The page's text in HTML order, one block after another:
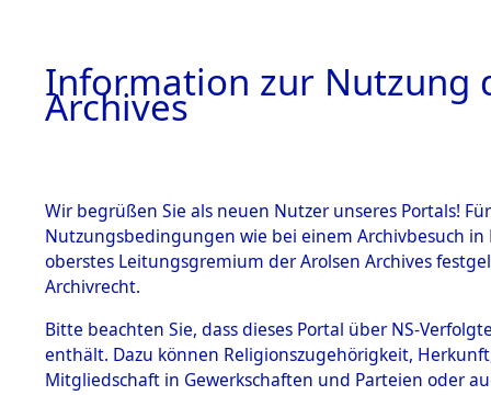
BESTÄNDE
1.
Information zur Nutzung
Archives
Wir begrüßen Sie als neuen Nutzer unseres Portals!
Nutzungsbedingungen wie bei einem Archivbesuch
oberstes Leitungsgremium der Arolsen Archives
Archivrecht.
Bitte beachten Sie, dass dieses Portal über NS-
enthält. Dazu können Religionszugehörigkeit,
Mitgliedschaft in Gewerkschaften und Parteien oder